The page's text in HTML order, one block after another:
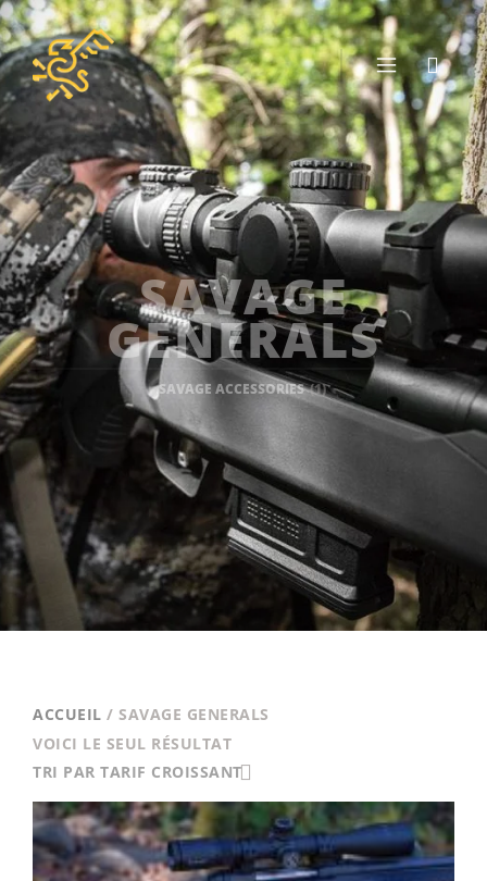
SAVAGE
GENERALS
SAVAGE ACCESSORIES(1)
ACCUEIL / SAVAGE GENERALS
VOICI LE SEUL RÉSULTAT
TRI PAR TARIF CROISSANT